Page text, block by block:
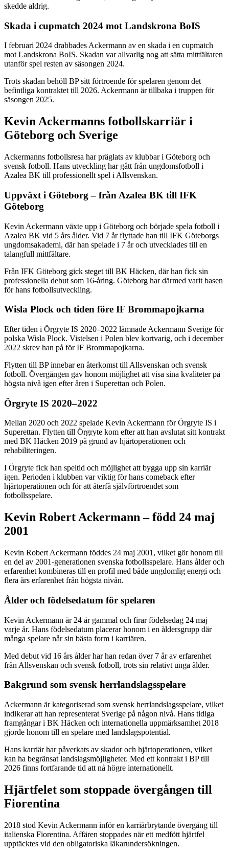
skedde aldrig.
Skada i cupmatch 2024 mot Landskrona BoIS
I februari 2024 drabbades Ackermann av en skada i en cupmatch
mot Landskrona BoIS. Skadan var allvarlig nog att sätta mittfältaren
utanför spel resten av säsongen 2024.
Trots skadan behöll BP sitt förtroende för spelaren genom det
befintliga kontraktet till 2026. Ackermann är tillbaka i truppen för
säsongen 2025.
Kevin Ackermanns fotbollskarriär i
Göteborg och Sverige
Ackermanns fotbollsresa har präglats av klubbar i Göteborg och
svensk fotboll. Hans utveckling har gått från ungdomsfotboll i
Azalea BK till professionellt spel i Allsvenskan.
Uppväxt i Göteborg – från Azalea BK till IFK
Göteborg
Kevin Ackermann växte upp i Göteborg och började spela fotboll i
Azalea BK vid 5 års ålder. Vid 7 år flyttade han till IFK Göteborgs
ungdomsakademi, där han spelade i 7 år och utvecklades till en
talangfull mittfältare.
Från IFK Göteborg gick steget till BK Häcken, där han fick sin
professionella debut som 16-åring. Göteborg har därmed varit basen
för hans fotbollsutveckling.
Wisla Plock och tiden före IF Brommapojkarna
Efter tiden i Örgryte IS 2020–2022 lämnade Ackermann Sverige för
polska Wisla Plock. Vistelsen i Polen blev kortvarig, och i december
2022 skrev han på för IF Brommapojkarna.
Flytten till BP innebar en återkomst till Allsvenskan och svensk
fotboll. Övergången gav honom möjlighet att visa sina kvaliteter på
högsta nivå igen efter åren i Superettan och Polen.
Örgryte IS 2020–2022
Mellan 2020 och 2022 spelade Kevin Ackermann för Örgryte IS i
Superettan. Flytten till Örgryte kom efter att han avslutat sitt kontrakt
med BK Häcken 2019 på grund av hjärtoperationen och
rehabiliteringen.
I Örgryte fick han speltid och möjlighet att bygga upp sin karriär
igen. Perioden i klubben var viktig för hans comeback efter
hjärtoperationen och för att återfå självförtroendet som
fotbollsspelare.
Kevin Robert Ackermann – född 24 maj
2001
Kevin Robert Ackermann föddes 24 maj 2001, vilket gör honom till
en del av 2001-generationen svenska fotbollsspelare. Hans ålder och
erfarenhet kombineras till en profil med både ungdomlig energi och
flera års erfarenhet från högsta nivån.
Ålder och födelsedatum för spelaren
Kevin Ackermann är 24 år gammal och firar födelsedag 24 maj
varje år. Hans födelsedatum placerar honom i en åldersgrupp där
många spelare når sin bästa form i karriären.
Med debut vid 16 års ålder har han redan över 7 år av erfarenhet
från Allsvenskan och svensk fotboll, trots sin relativt unga ålder.
Bakgrund som svensk herrlandslagsspelare
Ackermann är kategoriserad som svensk herrlandslagsspelare, vilket
indikerar att han representerat Sverige på någon nivå. Hans tidiga
framgångar i BK Häcken och internationella uppmärksamhet 2018
gjorde honom till en spelare med landslagspotential.
Hans karriär har påverkats av skador och hjärtoperationen, vilket
kan ha begränsat landslags​möjligheter. Med ett kontrakt i BP till
2026 finns fortfarande tid att nå högre internationellt.
Hjärtfelet som stoppade övergången till
Fiorentina
2018 stod Kevin Ackermann inför en karriärbrytande övergång till
italienska Fiorentina. Affären stoppades när ett medfött hjärtfel
upptäcktes vid den obligatoriska läkarundersökningen.